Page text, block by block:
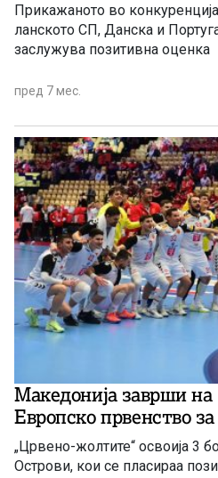
Прикажаното во
ланското СП, Данска и
заслужува позитивна оценка
пред 7 мес.
Македонија заврши на
Европско првенство
„Црвено-жолтите“ освоија 3
Острови, кои се пласираа